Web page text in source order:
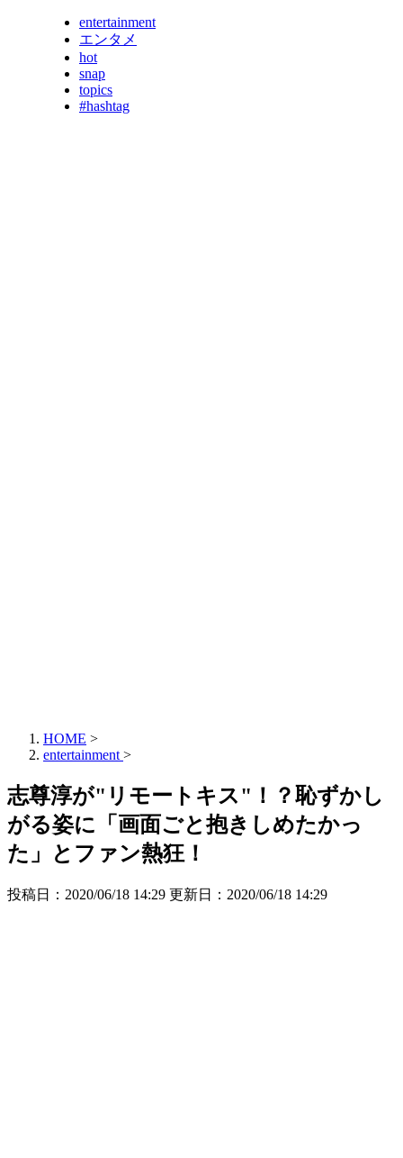
entertainment
エンタメ
hot
snap
topics
#hashtag
HOME >
entertainment >
志尊淳が"リモートキス"！？恥ずかし
がる姿に「画面ごと抱きしめたかっ
た」とファン熱狂！
投稿日：2020/06/18 14:29 更新日： 2020/06/18 14:29